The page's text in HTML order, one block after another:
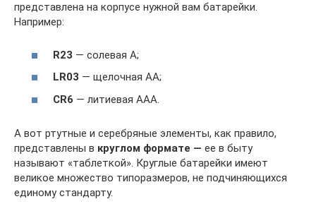
представлена на корпусе нужной вам батарейки.
Например:
R23 — солевая A;
LR03 — щелочная AA;
СR6 — литиевая AAA.
А вот ртутные и серебряные элементы, как правило,
представлены в круглом формате — ее в быту
называют «таблеткой». Круглые батарейки имеют
великое множество типоразмеров, не подчиняющихся
единому стандарту.